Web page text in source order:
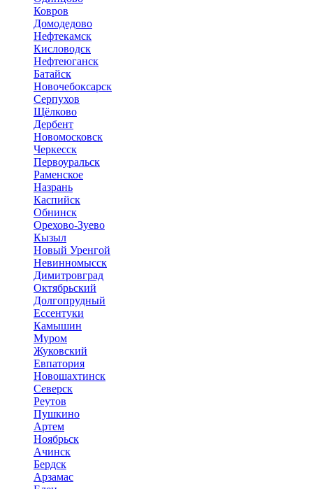
Ковров
Домодедово
Нефтекамск
Кисловодск
Нефтеюганск
Батайск
Новочебоксарск
Серпухов
Щёлково
Дербент
Новомосковск
Черкесск
Первоуральск
Раменское
Назрань
Каспийск
Обнинск
Орехово-Зуево
Кызыл
Новый Уренгой
Невинномысск
Димитровград
Октябрьский
Долгопрудный
Ессентуки
Камышин
Муром
Жуковский
Евпатория
Новошахтинск
Северск
Реутов
Пушкино
Артем
Ноябрьск
Ачинск
Бердск
Арзамас